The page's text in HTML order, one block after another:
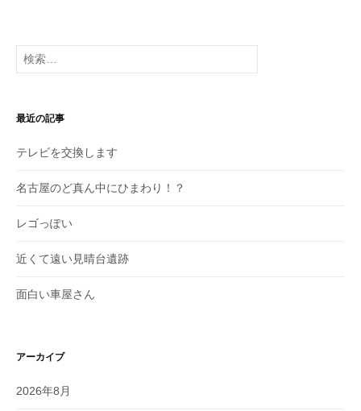
投
稿
検
索:
最近の記事
テレビを交換します
名古屋のど真ん中にひまわり！？
レゴっぽい
近くて遠い見晴台遺跡
面白い車屋さん
アーカイブ
2026年8月